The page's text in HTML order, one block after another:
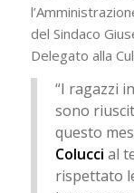
del Sindaco
Delegato alla
“I ragazzi
sono
questo
Colucci al
rispettato